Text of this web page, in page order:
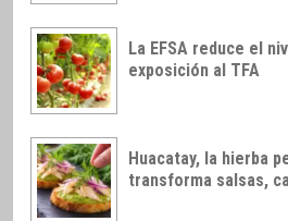
La EFSA reduce el
exposición al TFA
Huacatay, la hierba
transforma salsas,